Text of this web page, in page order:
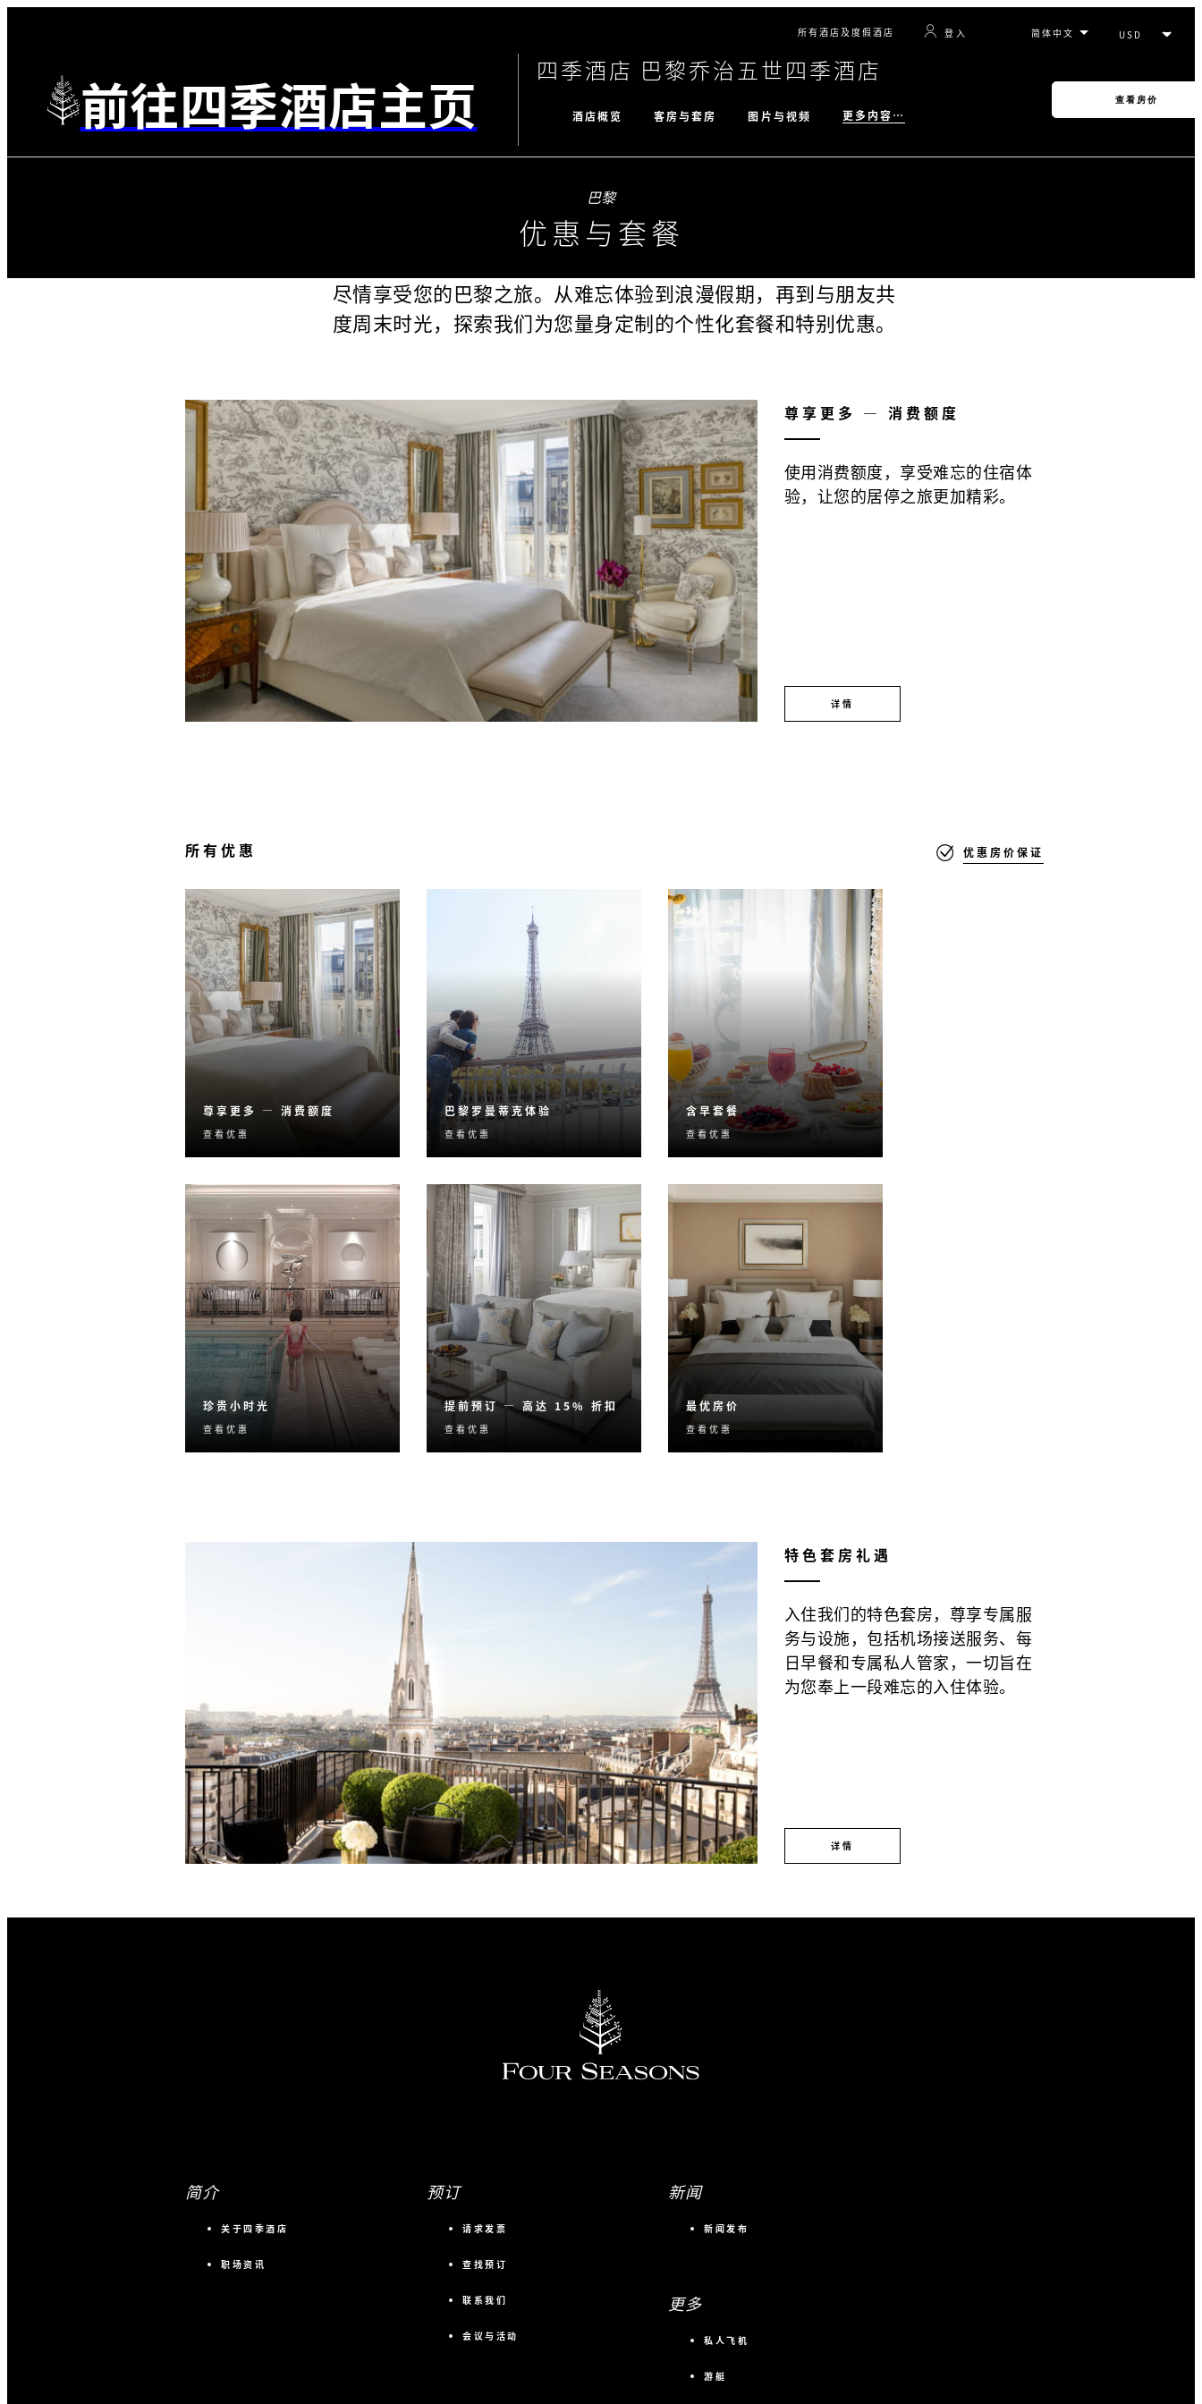
所有酒店及度假酒店 登入
前往四季酒店主页 四季酒店 巴黎乔治五世四季酒店
酒店概览 客房与套房 图片与视频 更多内容…
查看房价
巴黎
优惠与套餐
尽情享受您的巴黎之旅。从难忘体验到浪漫假期，再到与朋友共
度周末时光，探索我们为您量身定制的个性化套餐和特别优惠。
尊享更多 — 消费额度
使用消费额度，享受难忘的住宿体
验，让您的居停之旅更加精彩。
详情
所有优惠 优惠房价保证
尊享更多 — 消费额度
使用消费额度，享受难忘的
住宿体验，让您的居停之旅
查看优惠
巴黎罗曼蒂克体验
从香槟、甜品到精心布置的
鲜花，我们为您营造满屋的
查看优惠
含早套餐
享用四季酒店特色早餐，开
启元气满满的每一天。
查看优惠
珍贵小时光
在巴黎开启一段美妙家庭假
期，为小朋友制造连连惊
查看优惠
提前预订 — 高达 15% 折扣
提前预订您的住宿，享受高
达 15% 的房价折扣。
查看优惠
最优房价
我们提供最优惠、最灵活的
房价。
查看优惠
特色套房礼遇
入住我们的特色套房，尊享专属服
务与设施，包括机场接送服务、每
日早餐和专属私人管家，一切旨在
为您奉上一段难忘的入住体验。
详情
简介
关于四季酒店
职场资讯
预订
请求发票
查找预订
联系我们
会议与活动
新闻
新闻发布
更多
私人飞机
游艇